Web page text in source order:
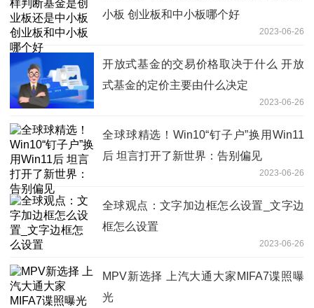
小板 创业板和中小板哪个好
2023-06-26
开放式基金的交易价格取决于什么 开放
式基金的定价主要由什么决定
2023-06-26
全球球精选！Win10“钉子户”换用Win11
后 坦言打开了新世界：告别偏见
2023-06-26
全球观点：文字加边框怎么设置_文字边
框怎么设置
2023-06-26
MPV新选择 上汽大通大家MIFA7谍照曝
光